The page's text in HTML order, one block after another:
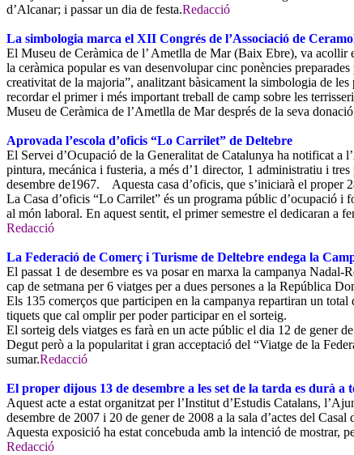
d’Alcanar; i passar un dia de festa.Redacció
La simbologia marca el XII Congrés de l’Associació de
El Museu de Ceràmica de l’ Ametlla de Mar (Baix Ebre), va
la ceràmica popular es van desenvolupar cinc ponències
creativitat de la majoria”, analitzant bàsicament la simbologia de
recordar el primer i més important treball de camp sobre les
Museu de Ceràmica de l’Ametlla de Mar després de la seva
Aprovada l’escola d’oficis “Lo Carrilet” de Deltebre
El Servei d’Ocupació de la Generalitat de Catalunya ha notificat a
pintura, mecánica i fusteria, a més d’1 director, 1 administratiu i
desembre de1967. Aquesta casa d’oficis, que s’iniciarà el proper
La Casa d’oficis “Lo Carrilet” és un programa públic d’ocupació i
al món laboral. En aquest sentit, el primer semestre el dedicaran a
Redacció
La Federació de Comerç i Turisme de Deltebre endega la
El passat 1 de desembre es va posar en marxa la campanya
cap de setmana per 6 viatges per a dues persones a la República
Els 135 comerços que participen en la campanya repartiran un
tiquets que cal omplir per poder participar en el sorteig.
El sorteig dels viatges es farà en un acte públic el dia 12 de gener
Degut però a la popularitat i gran acceptació del “Viatge de la
sumar.Redacció
El proper dijous 13 de desembre a les set de la tarda es durà
Aquest acte a estat organitzat per l’Institut d’Estudis Catalans,
desembre de 2007 i 20 de gener de 2008 a la sala d’actes del
Aquesta exposició ha estat concebuda amb la intenció de mostrar,
Redacció